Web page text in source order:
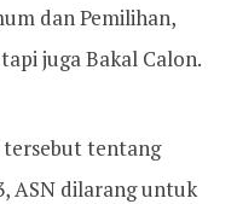
dan Pemilihan,
juga Bakal Calon.
tersebut tentang
ASN dilarang untuk